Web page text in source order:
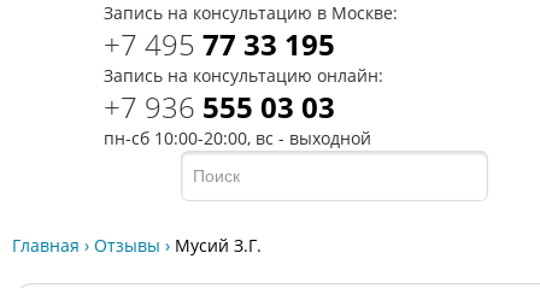
Запись на консультацию в Москве:
+7 495 77 33 195
Запись на консультацию онлайн:
+7 936 555 03 03
пн-сб 10:00-20:00, вс - выходной
Главная › Отзывы › Мусий З.Г.